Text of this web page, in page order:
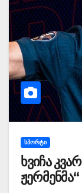
ᲡᲞᲝᲠᲢᲘ
ხვიჩა